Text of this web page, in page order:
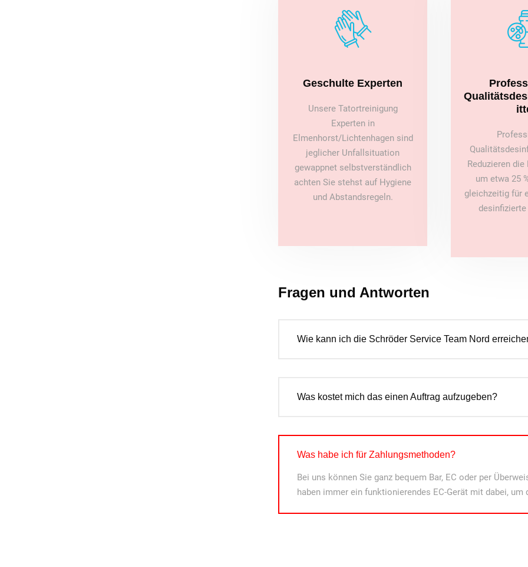
Geschulte Experten
Unsere Tatortreinigung
Experten in
Elmenhorst/Lichtenhagen sind
jeglicher Unfallsituation
gewappnet selbstverständlich
achten Sie stehst auf Hygiene
und Abstandsregeln.
Reduzieren
um etwa 25
gleichzeitig für
desinfizierte
Fragen und Antworten
Wie kann ich die Schröder Service Team Nord
Was kostet mich das einen Auftrag aufzugeben?
Was habe ich für Zahlungsmethoden?
Bei uns können Sie ganz bequem Bar, EC oder per
haben immer ein funktionierendes EC-Gerät mit dabei,